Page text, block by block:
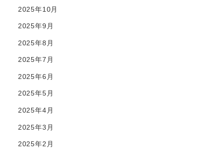
2025年10月
2025年9月
2025年8月
2025年7月
2025年6月
2025年5月
2025年4月
2025年3月
2025年2月